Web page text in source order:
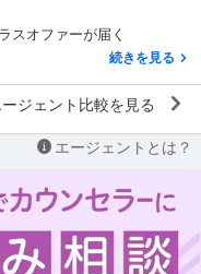
スオファーが届く
続きを見る
ジェント比較を見る
エージェントとは？